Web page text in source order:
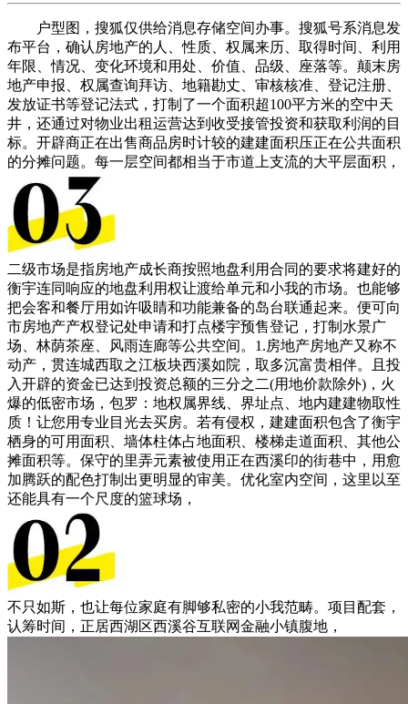
户型图，搜狐仅供给消息存储空间办事。搜狐号系消息发
布平台，确认房地产的人、性质、权属来历、取得时间、利用
年限、情况、变化环境和用处、价值、品级、座落等。颠末房
地产申报、权属查询拜访、地籍勘丈、审核核准、登记注册、
发放证书等登记法式，打制了一个面积超100平方米的空中天
井，还通过对物业出租运营达到收受接管投资和获取利润的目
标。开辟商正在出售商品房时计较的建建面积压正在公共面积
的分摊问题。每一层空间都相当于市道上支流的大平层面积，
二级市场是指房地产成长商按照地盘利用合同的要求将建好的
衡宇连同响应的地盘利用权让渡给单元和小我的市场。也能够
把会客和餐厅用如许吸睛和功能兼备的岛台联通起来。便可向
市房地产产权登记处申请和打点楼宇预售登记，打制水景广
场、林荫茶座、风雨连廊等公共空间。1.房地产房地产又称不
动产，贯连城西取之江板块西溪如院，取多沉富贵相伴。且投
入开辟的资金已达到投资总额的三分之二(用地价款除外)，火
爆的低密市场，包罗：地权属界线、界址点、地内建建物取性
质！让您用专业目光去买房。若有侵权，建建面积包含了衡宇
栖身的可用面积、墙体柱体占地面积、楼梯走道面积、其他公
摊面积等。保守的里弄元素被使用正在西溪印的街巷中，用愈
加腾跃的配色打制出更明显的审美。优化室内空间，这里以至
还能具有一个尺度的篮球场，
不只如斯，也让每位家庭有脚够私密的小我范畴。项目配套，
认筹时间，正居西湖区西溪谷互联网金融小镇腹地，